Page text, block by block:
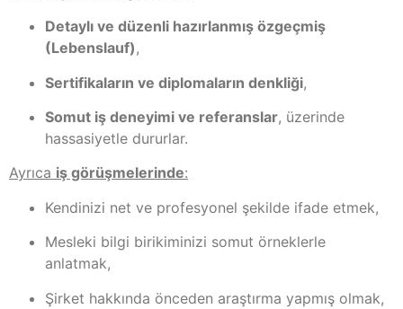
Detaylı ve düzenli hazırlanmış özgeçmiş
(Lebenslauf),
Sertifikaların ve diplomaların denkliği,
Somut iş deneyimi ve referanslar, üzerinde
hassasiyetle dururlar.
Ayrıca iş görüşmelerinde:
Kendinizi net ve profesyonel şekilde ifade etmek,
Mesleki bilgi birikiminizi somut örneklerle
anlatmak,
Şirket hakkında önceden araştırma yapmış olmak,